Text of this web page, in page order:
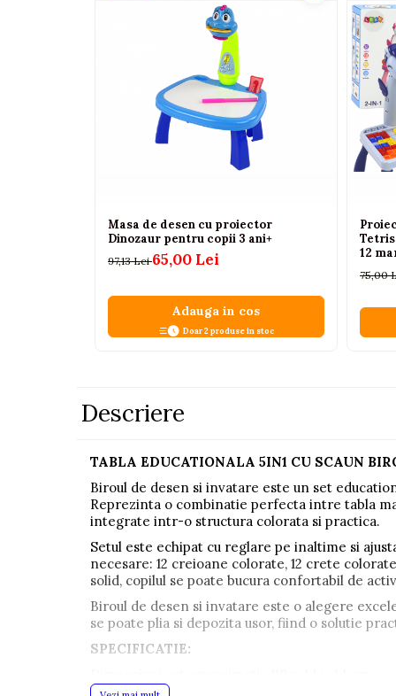
Electrocasnice si bucatarii
Jucarii educative din lemn
Muzica si instrumente
Saltelute si centre de activitati
Seturi de doctor
Seturi de rufe
Trenuri cu sine
Vehicule de constructii
Jucarii exterior
Masa de desen cu proiector
Dinozaur pentru copii 3 ani+
97,13 Lei65,00 Lei
Adauga in cos
Doar 2 produse in stoc
12
75,00
Descriere
TABLA EDUCATIONALA 5IN1 CU SCAUN
Biroul de desen si invatare este un set
Reprezinta o combinatie perfecta intre tabla
integrate intr-o structura colorata si practica.
Setul este echipat cu reglare pe inaltime si
necesare: 12 creioane colorate, 12 crete
solid, copilul se poate bucura confortabil de
Biroul de desen si invatare este o alegere
se poate plia si depozita usor, fiind o solutie
SPECIFICATIE:
Dimensiuni ambalaj: 55.5 x 45.5 x 13.5 cm